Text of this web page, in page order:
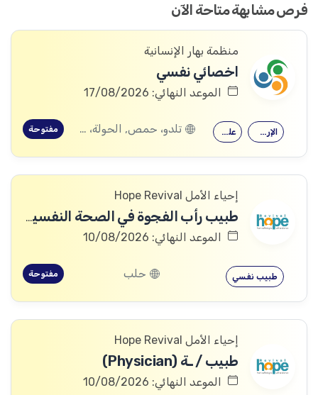
فرص مشابهة متاحة الآن
منظمة بهار الإنسانية
اخصائي نفسي
الموعد النهائي: 17/08/2026
علم النفس الإرشاد النفسي تلدو، حمص, الحولة، حمص مفتوحة
إحياء الأمل Hope Revival
طبيب رأب الفجوة في الصحة النفسية (mhGAP Doctor)
الموعد النهائي: 10/08/2026
طبيب نفسي حلب مفتوحة
إحياء الأمل Hope Revival
طبيب / ـة (Physician)
الموعد النهائي: 10/08/2026